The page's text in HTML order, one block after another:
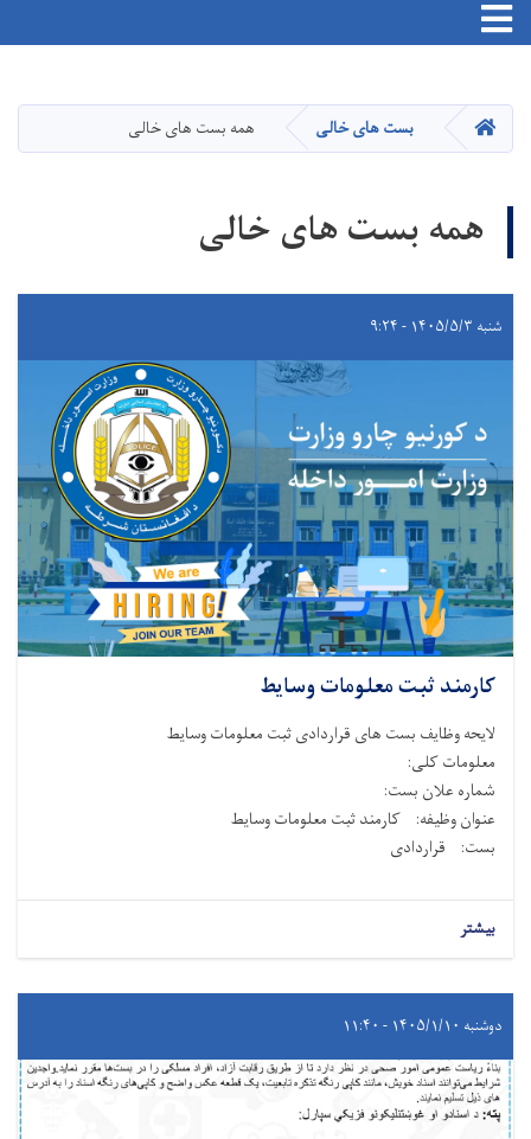
main
content
HOME بست های خالی همه بست های خالی
همه بست های خالی
شنبه ۱۴۰۵/۵/۳ - ۹:۲۴
کارمند ثبت معلومات وسایط
لایحه وظایف بست های قراردادی ثبت معلومات وسایط
معلومات کلی:
شماره علان بست:
عنوان وظیفه: کارمند ثبت معلومات وسایط
بست: قراردادی
بیشتر
دوشنبه ۱۴۰۵/۱/۱۰ - ۱۱:۴۰